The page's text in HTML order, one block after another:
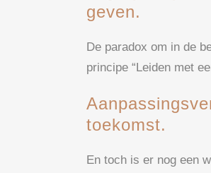
geven.
De paradox om in de
principe “Leiden met
toekomst.
En toch is er nog een